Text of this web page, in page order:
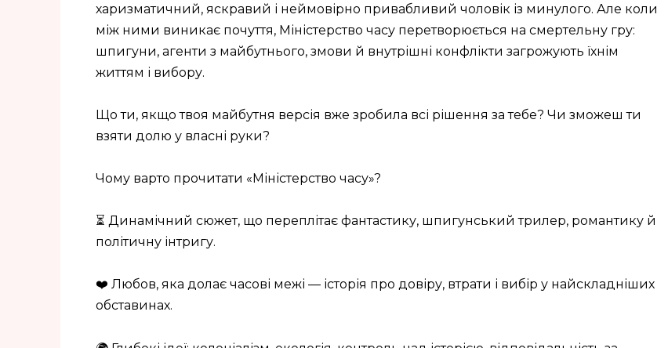
харизматичний, яскравий і неймовірно привабливий чоловік із минулого. Але коли
між ними виникає почуття, Міністерство часу перетворюється на смертельну гру:
шпигуни, агенти з майбутнього, змови й внутрішні конфлікти загрожують їхнім
життям і вибору.
Що ти, якщо твоя майбутня версія вже зробила всі рішення за тебе? Чи зможеш ти
взяти долю у власні руки?
Чому варто прочитати «Міністерство часу»?
⏳ Динамічний сюжет, що переплітає фантастику, шпигунський трилер, романтику й
політичну інтригу.
❤️ Любов, яка долає часові межі — історія про довіру, втрати і вибір у найскладніших
обставинах.